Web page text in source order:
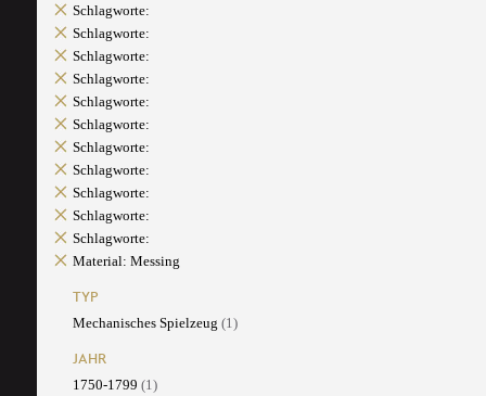
Schlagworte:
Schlagworte:
Schlagworte:
Schlagworte:
Schlagworte:
Schlagworte:
Schlagworte:
Schlagworte:
Schlagworte:
Schlagworte:
Schlagworte:
Material: Messing
TYP
Mechanisches Spielzeug (1)
JAHR
1750-1799 (1)